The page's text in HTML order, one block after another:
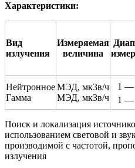
Характеристики:
Вид
излучения
Измеряемая
величина
Нейтронное
Гамма
МЭД, мк3в/ч
МЭД, мк3в/ч
1 —
1 —
Поиск и локализация
использованием световой и
производимой с частотой,
излучения